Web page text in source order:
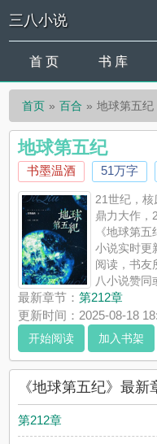
三八小说
首 页 书 库
首页 百合 地球第五纪
地球第五纪
书墨温酒 51万字
21世纪，
鼎力大作，
《地球第
小说实时更
阅读，书友
八小说赞同
最新章节：第212章
更新时间：2025-08-18
开始阅读 加入书架
《地球第五纪》最新
第212章